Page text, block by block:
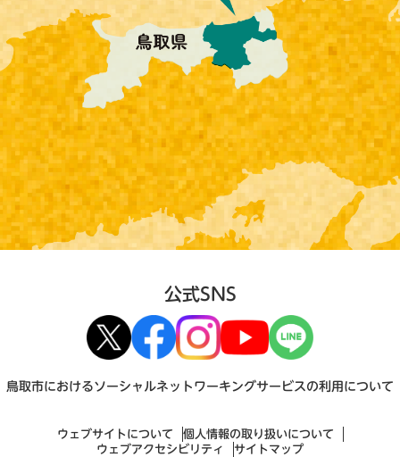
公式SNS
鳥取市におけるソーシャルネットワーキングサービスの利用について
ウェブサイトについて
個人情報の取り扱いについて
ウェブアクセシビリティ
サイトマップ